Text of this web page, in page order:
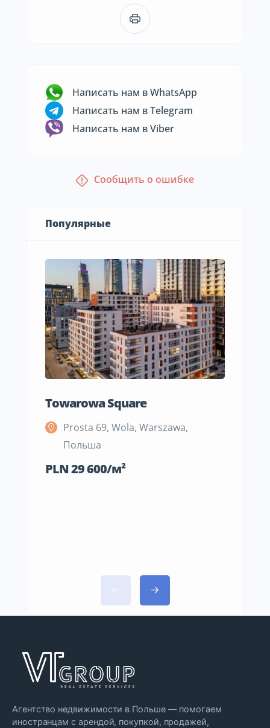
Написать нам в WhatsApp
Написать нам в Telegram
Написать нам в Viber
Сообщить о ошибке
Популярные
Towarowa Square
Prosta 69, Wola, Warszawa,
Польша
PLN 29 600/м²
Агентство недвижимости в Польше — помогаем
иностранцам с арендой, покупкой, продажей,